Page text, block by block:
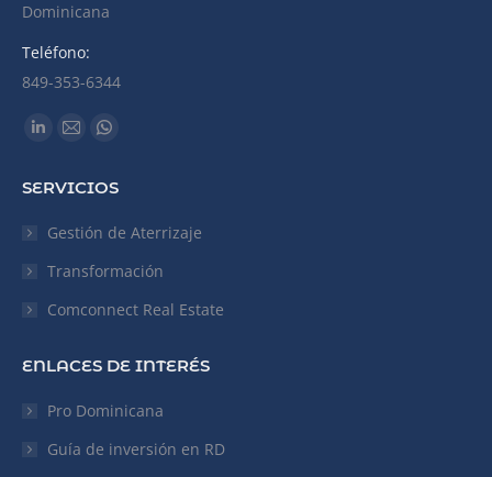
Dominicana
Teléfono:
849-353-6344
Find us on:
Linkedin
opens
in
window
Mail
opens
in
window
Whatsapp
opens
in
window
SERVICIOS
Gestión de Aterrizaje
Transformación
Comconnect Real Estate
ENLACES DE INTERÉS
Pro Dominicana
Guía de inversión en RD